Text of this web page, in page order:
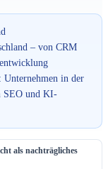
– von CRM
Unternehmen in der
SEO und KI-
als nachträgliches